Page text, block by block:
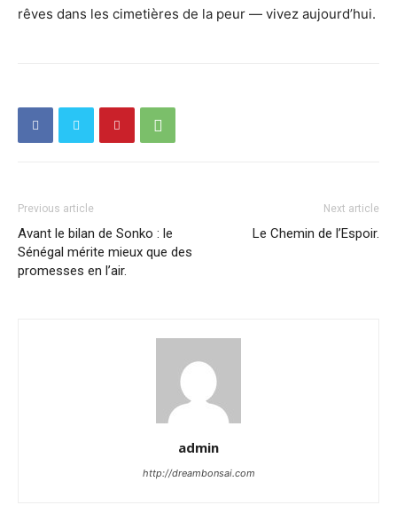
rêves dans les cimetières de la peur — vivez aujourd’hui.
Previous article
Avant le bilan de Sonko : le
Sénégal mérite mieux que des
promesses en l’air.
Next article
Le Chemin de l’Espoir.
admin
http://dreambonsai.com